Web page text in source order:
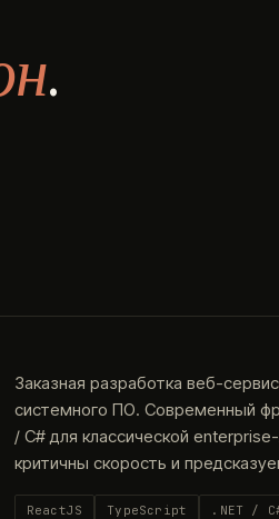
.
Заказная разработка веб-
системного ПО. Современный
/ C# для классической
критичны скорость и
ReactJS TypeScript .NET /